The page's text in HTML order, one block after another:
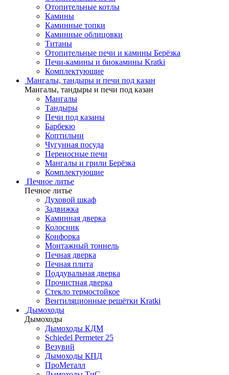
Отопительные котлы
Камины
Каминные топки
Каминные облицовки
Титаны
Отопительные печи и камины Берёзка
Печи-камины и биокамины Kratki
Комплектующие
Мангалы, тандыры и печи под казан
Мангалы, тандыры и печи под казан
Мангалы
Тандыры
Печи под казаны
Барбекю
Коптильни
Чугунная посуда
Переносные печи
Мангалы и грили Берёзка
Комплектующие
Печное литье
Печное литье
Духовой шкаф
Задвижка
Каминная дверка
Колосник
Конфорка
Монтажный тоннель
Печная дверка
Печная плита
Поддувальная дверка
Прочистная дверка
Стекло термостойкое
Вентиляционные решётки Kratki
Дымоходы
Дымоходы
Дымоходы КДМ
Schiedel Permeter 25
Везувий
Дымоходы КПД
ПроМеталл